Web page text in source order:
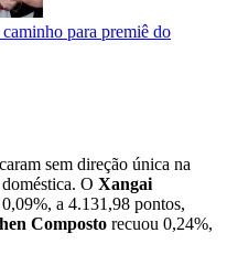
para premiê do
sem direção única na
O Xangai
a 4.131,98 pontos,
Composto recuou 0,24%,